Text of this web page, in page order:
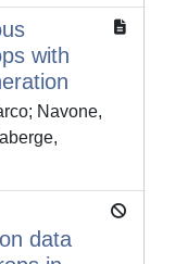
with
Navone,
data